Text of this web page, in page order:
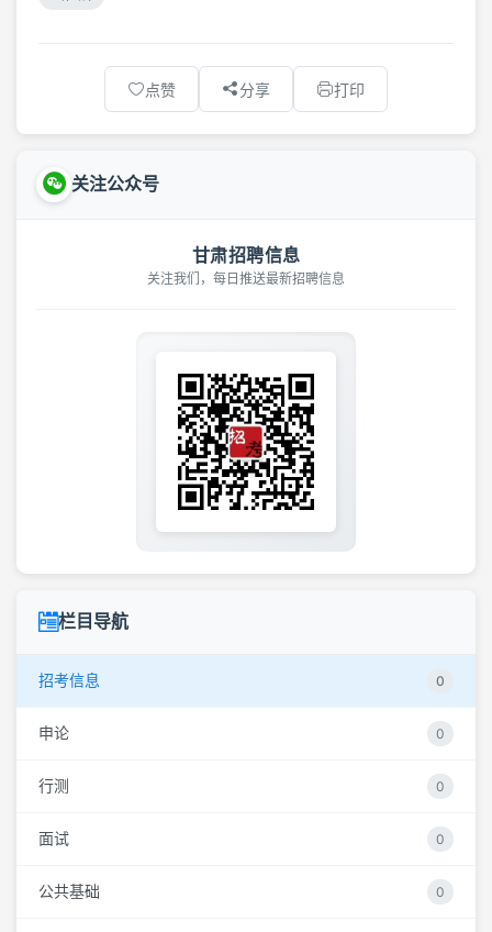
点赞 分享 打印
关注公众号
甘肃招聘信息
关注我们，每日推送最新招聘信息
栏目导航
招考信息 0
申论 0
行测 0
面试 0
公共基础 0